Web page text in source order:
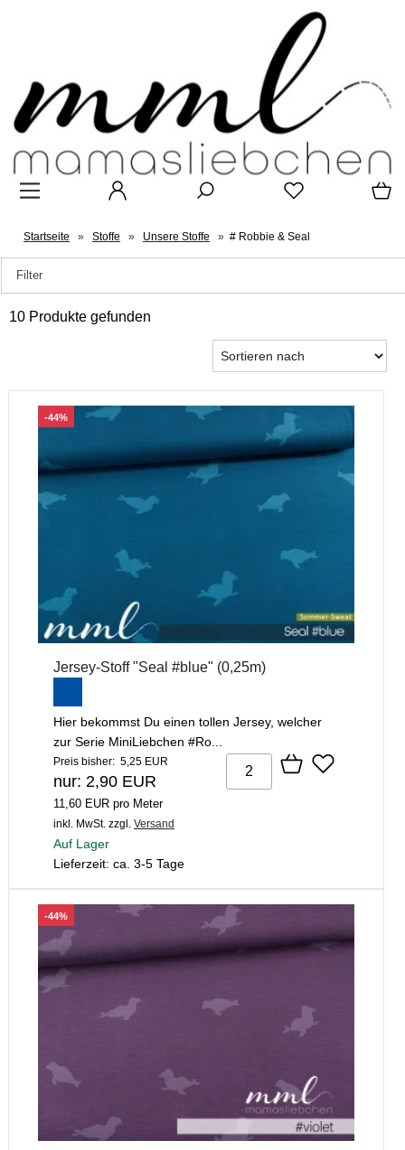
Startseite » Stoffe » Unsere Stoffe » # Robbie & Seal
Filter
10 Produkte gefunden
-44%
Jersey-Stoff "Seal #blue" (0,25m)
Hier bekommst Du einen tollen Jersey, welcher
zur Serie MiniLiebchen #Ro...
Preis bisher: 5,25 EUR
nur: 2,90 EUR
11,60 EUR pro Meter
inkl. MwSt. zzgl. Versand
Auf Lager
Lieferzeit: ca. 3-5 Tage
-44%